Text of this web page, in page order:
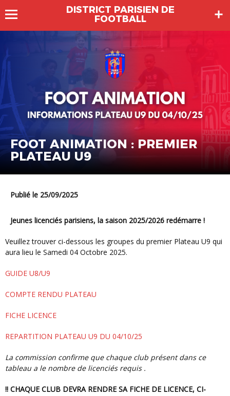
DISTRICT PARISIEN DE
FOOTBALL
FOOT ANIMATION : PREMIER
PLATEAU U9
Publié le 25/09/2025
Jeunes licenciés parisiens, la saison 2025/2026 redémarre !
Veuillez trouver ci-dessous les groupes du premier Plateau U9 qui
aura lieu le Samedi 04 Octobre 2025.
GUIDE U8/U9
COMPTE RENDU PLATEAU
FICHE LICENCE
REPARTITION PLATEAU U9 DU 04/10/25
La commission confirme que chaque club présent dans ce
tableau a le nombre de licenciés requis .
!! CHAQUE CLUB DEVRA RENDRE SA FICHE DE LICENCE, CI-